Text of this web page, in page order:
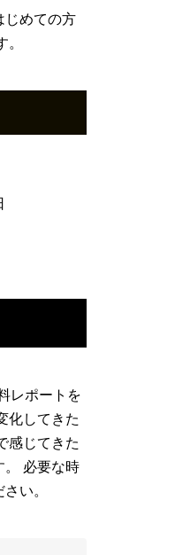
じめての方
レポートを
化してきた
感じてきた
。 必要な時
い。